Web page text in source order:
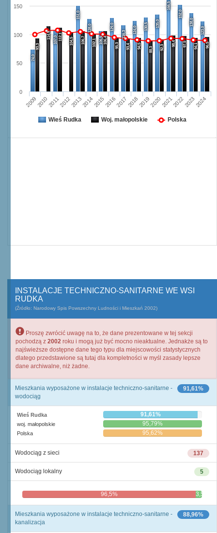
74,0
107,0
151,0
128,0
106,5
129,0
116,3 124,0 130,5 135,0
166,5
152,0
138,0
123,0
93,3
114,9 112,1 104,5 106,7 102,1 106,4
95,3 93,4 94,5 88,3 92,3
98,4 97,5 94,1 96,5
2009201020112012201320142015201620172018201920202021202220232024
0
50
100
150
Wieś Rudka Woj. małopolskie Polska
INSTALACJE TECHNICZNO-SANITARNE WE WSI
RUDKA
(Źródło: Narodowy Spis Powszechny Ludności i Mieszkań 2002)
Proszę zwrócić uwagę na to, że dane prezentowane w tej sekcji
pochodzą z 2002 roku i mogą już być mocno nieaktualne. Jednakże są to
najświeższe dostępne dane tego typu dla miejscowości statystycznych
dlatego przedstawione są tutaj dla kompletności w myśl zasady lepsze
dane archiwalne, niż żadne.
91,61%
Mieszkania wyposażone w instalacje techniczno-sanitarne -
wodociąg
Wieś Rudka 91,61%
woj. małopolskie 95,79%
Polska 95,62%
137
Wodociąg z sieci
5
Wodociąg lokalny
96,5% 3,5%
88,96%
Mieszkania wyposażone w instalacje techniczno-sanitarne -
kanalizacja